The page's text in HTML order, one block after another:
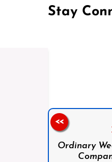
Stay
Ordinary
<<